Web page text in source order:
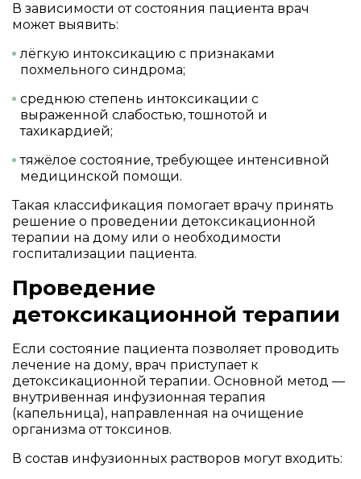
В зависимости от состояния пациента врач
может выявить:
лёгкую интоксикацию с признаками
похмельного синдрома;
среднюю степень интоксикации с
выраженной слабостью, тошнотой и
тахикардией;
тяжёлое состояние, требующее интенсивной
медицинской помощи.
Такая классификация помогает врачу принять
решение о проведении детоксикационной
терапии на дому или о необходимости
госпитализации пациента.
Проведение
детоксикационной терапии
Если состояние пациента позволяет проводить
лечение на дому, врач приступает к
детоксикационной терапии. Основной метод —
внутривенная инфузионная терапия
(капельница), направленная на очищение
организма от токсинов.
В состав инфузионных растворов могут входить: